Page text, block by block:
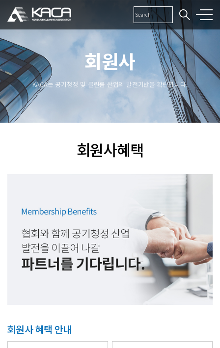
회원사
KACA는 공기청정 및 클린룸 산업의 발전기반을 확립합니다.
회원사혜택
회원사 혜택 안내